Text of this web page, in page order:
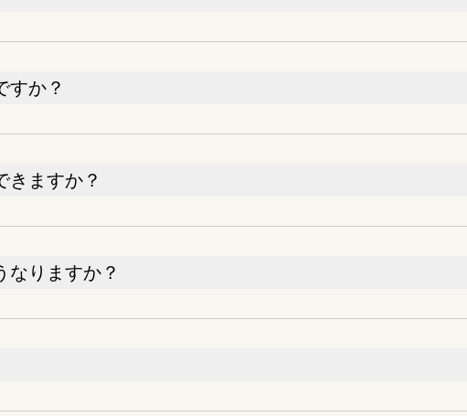
すか？
きますか？
なりますか？